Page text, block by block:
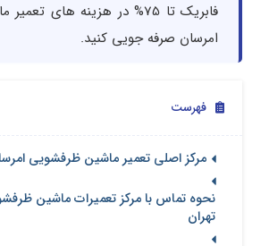
فابریک تا 75% در هزینه های
امرسان صرفه جویی کنید.
فهرست
مرکز اصلی تعمیر ماشین ظرفشویی
نحوه تماس با مرکز تعمیرات ماشین
تهران